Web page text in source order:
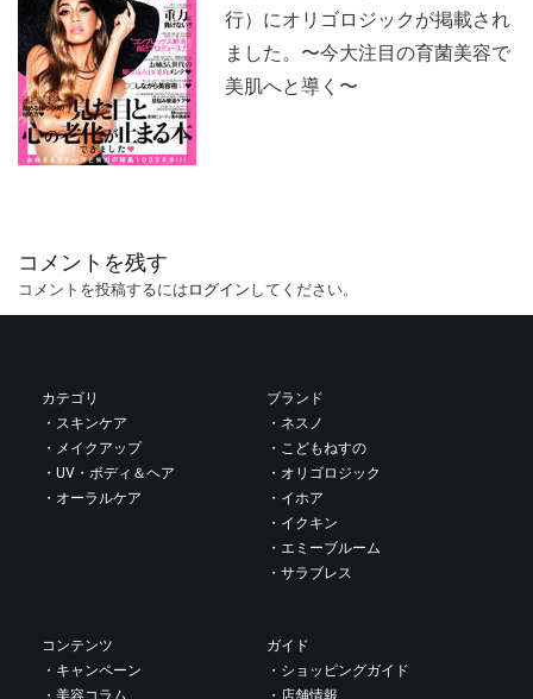
行）にオリゴロジックが掲載され
ました。〜今大注目の育菌美容で
美肌へと導く〜
投
ナ
ビ
ゲ
シ
コメントを残す
コメントを投稿するにはログインしてください。
カテゴリ
・スキンケア
・メイクアップ
・UV・ボディ＆ヘア
・オーラルケア
ブランド
・ネスノ
・こどもねすの
・オリゴロジック
・イホア
・イクキン
・エミーブルーム
・サラブレス
コンテンツ
・キャンペーン
・美容コラム
ガイド
・ショッピングガイド
・店舗情報